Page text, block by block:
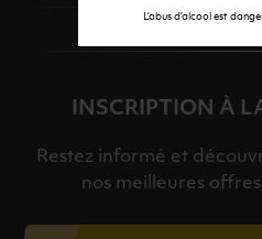
L’abus d’alcool est
INSCRIPTION À
Restez informé et
nos meilleures